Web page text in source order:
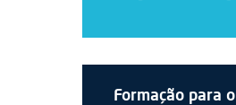
Formação para o